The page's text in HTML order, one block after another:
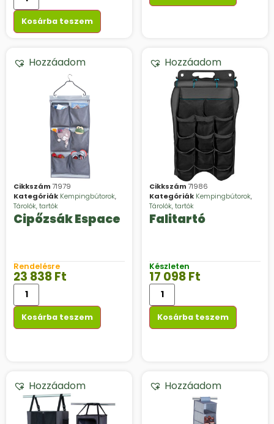
Kosárba teszem
Hozzáadom
Cikkszám71979
Kategóriák Kempingbútorok,
Tárolók, tartók
Cipőzsák Espace
Rendelésre
23 838Ft
Kosárba teszem
Hozzáadom
Cikkszám71986
Kategóriák Kempingbútorok,
Tárolók, tartók
Falitartó
Készleten
17 098Ft
Kosárba teszem
Hozzáadom Hozzáadom